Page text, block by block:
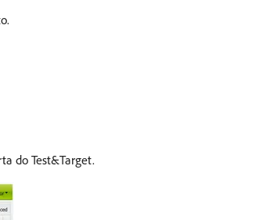
do Test&Target.